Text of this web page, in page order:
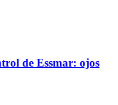
de Essmar: ojos